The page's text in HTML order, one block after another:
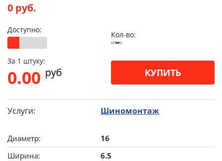
0 руб.
Доступно:
Кол-во:
За 1 штуку:
0.00 pуб КУПИТЬ
Услуги: Шиномонтаж
Диаметр:
16
Ширина:
6.5